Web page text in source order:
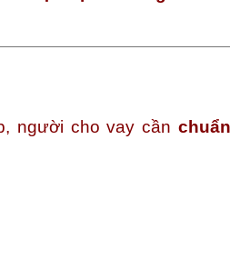
người cho vay cần